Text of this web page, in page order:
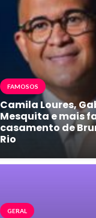
FAMOSOS
Camila Loures,
Mesquita e mais
casamento de
Rio
GERAL